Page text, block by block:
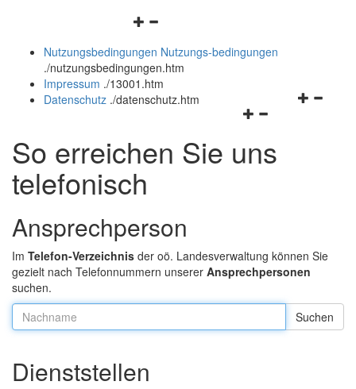
Navigationsmenü
und
schließen
Nutzungsbedingungen Nutzungs-bedingungen
./nutzungsbedingungen.htm
Impressum ./13001.htm
Navigationsmenü
und
schließen
Datenschutz ./datenschutz.htm
So erreichen Sie uns
telefonisch
Ansprechperson
Im Telefon-Verzeichnis der oö. Landesverwaltung können Sie
gezielt nach Telefonnummern unserer Ansprechpersonen
suchen.
Nachname:
Dienststellen